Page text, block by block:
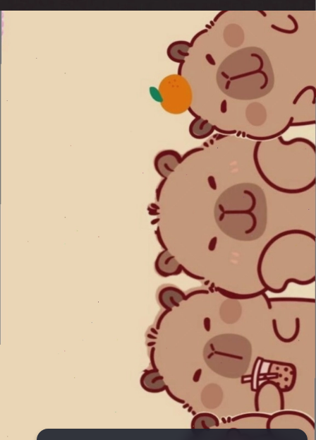
https://issiloo.edu.vn/hinh-nen-avatar-cute